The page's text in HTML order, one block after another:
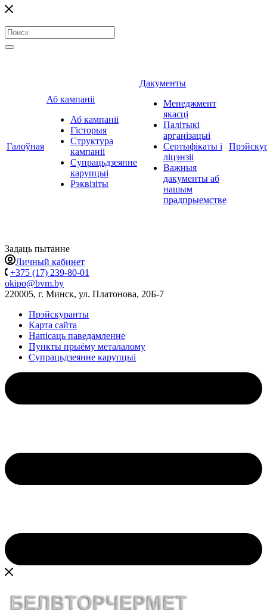
Галоўная
Аб кампаніі
Аб кампаніі
Гісторыя
Структура
кампаніі
Супрацьдзеянне
карупцыі
Рэквізіты
Дакументы
Менеджмент
якасці
Палітыкі
арганізацыі
Сертыфікаты і
ліцэнзіі
Важныя
дакументы аб
нашым
прадпрыемстве
Задаць пытанне
Личный кабинет
+375 (17) 239-80-01
okipo@bvm.by
220005, г. Минск, ул. Платонова, 20Б-7
Прэйскуранты
Карта сайта
Напісаць паведамленне
Пункты прыёму металалому
Супрацьдзеянне карупцыі